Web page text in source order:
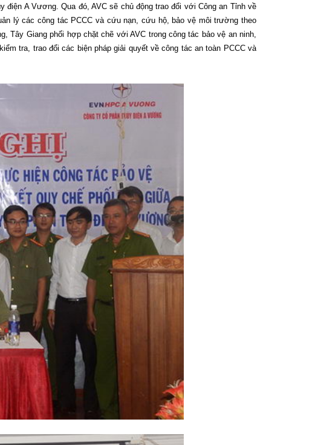
A Vương. Qua đó, AVC sẽ chủ động trao đổi với Công an Tỉnh về
lý các công tác PCCC và cứu nạn, cứu hộ, bảo vệ môi trường theo
Tây Giang phối hợp chặt chẽ với AVC trong công tác bảo vệ an ninh,
tra, trao đổi các biện pháp giải quyết về công tác an toàn PCCC và